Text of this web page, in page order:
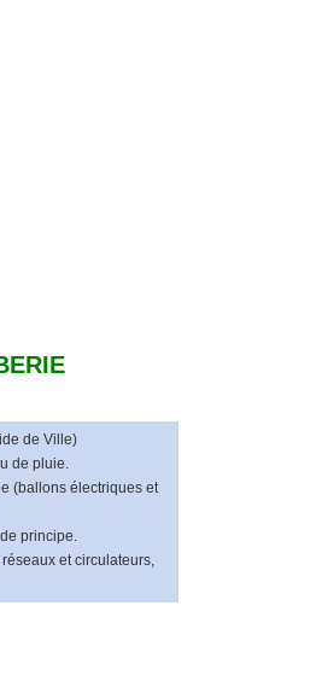
de Ville)
de pluie.
(ballons électriques et
principe.
et circulateurs,